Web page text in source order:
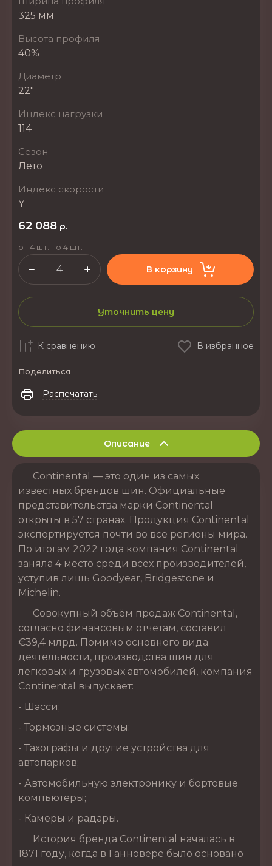
325 мм
Высота профиля
40%
Диаметр
22"
Индекс нагрузки
114
Сезон
Лето
Индекс скорости
Y
62 088 р.
от 4 шт. по 4 шт.
В корзину
Уточнить цену
К сравнению В избранное
Поделиться
Распечатать
Описание
Continental — это один из самых
известных брендов шин. Официальные
представительства марки Continental
открыты в 57 странах. Продукция Continental
экспортируется почти во все регионы мира.
По итогам 2022 года компания Continental
заняла 4 место среди всех производителей,
уступив лишь Goodyear, Bridgestone и
Michelin.
Совокупный объём продаж Continental,
согласно финансовым отчётам, составил
€39,4 млрд. Помимо основного вида
деятельности, производства шин для
легковых и грузовых автомобилей, компания
Continental выпускает:
- Шасси;
- Тормозные системы;
- Тахографы и другие устройства для
автопарков;
- Автомобильную электронику и бортовые
компьютеры;
- Камеры и радары.
История бренда Continental началась в
1871 году, когда в Ганновере было основано